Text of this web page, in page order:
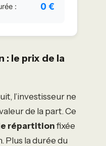
: 0 €
: le prix de la
l’investisseur ne
de la part. Ce
répartitionfixée
Plus la durée du